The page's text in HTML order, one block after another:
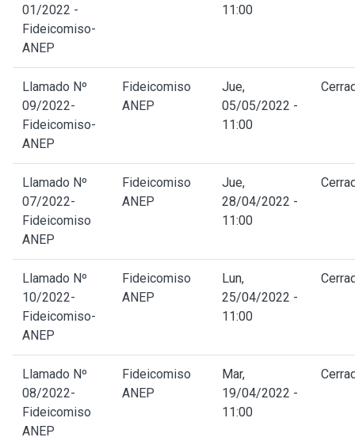
01/2022 -
Fideicomiso-
ANEP
11:00
Llamado Nº
09/2022-
Fideicomiso-
ANEP
Fideicomiso
ANEP
Jue,
05/05/2022 -
11:00
Llamado Nº
07/2022-
Fideicomiso
ANEP
Fideicomiso
ANEP
Jue,
28/04/2022 -
11:00
Llamado Nº
10/2022-
Fideicomiso-
ANEP
Fideicomiso
ANEP
Lun,
25/04/2022 -
11:00
Llamado Nº
08/2022-
Fideicomiso
ANEP
Fideicomiso
ANEP
Mar,
19/04/2022 -
11:00